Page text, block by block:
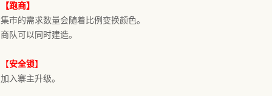
【跑商】
集市的需求数量会随着比例变换颜色。
商队可以同时建造。
【安全锁】
加入寨主升级。